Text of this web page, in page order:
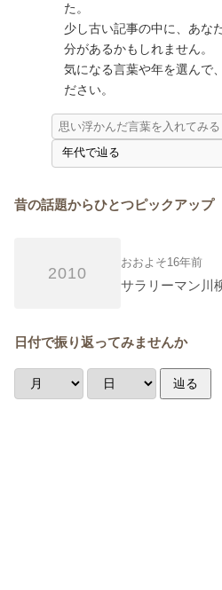
た。
少し古い記事の中に、あな
分があるかもしれません。
気になる言葉や年を選んで
ださい。
昔の話題からひとつピックアップ
2010
おおよそ16年前
サラリーマン川
日付で振り返ってみませんか
辿る